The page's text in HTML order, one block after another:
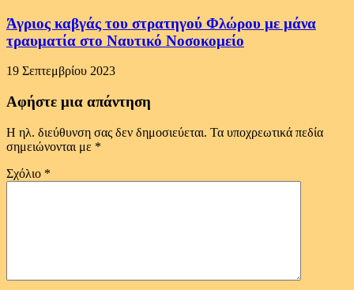
Άγριος καβγάς του στρατηγού Φλώρου με μάνα
τραυματία στο Ναυτικό Νοσοκομείο
19 Σεπτεμβρίου 2023
Αφήστε μια απάντηση
Η ηλ. διεύθυνση σας δεν δημοσιεύεται. Τα υποχρεωτικά πεδία
σημειώνονται με *
Σχόλιο *